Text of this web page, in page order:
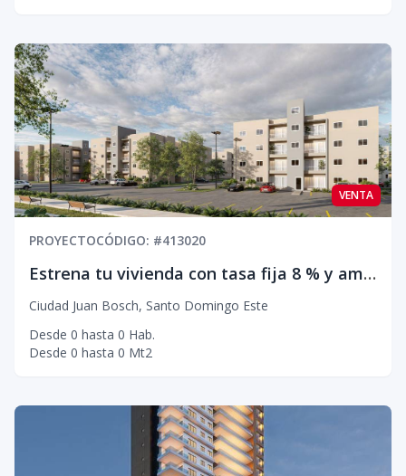
VENTA
PROYECTOCÓDIGO: #413020
Estrena tu vivienda con tasa fija 8 % y amenidades premium en Santo Domingo Este
Ciudad Juan Bosch, Santo Domingo Este
Desde 0 hasta 0 Hab.
Desde 0 hasta 0 Mt2